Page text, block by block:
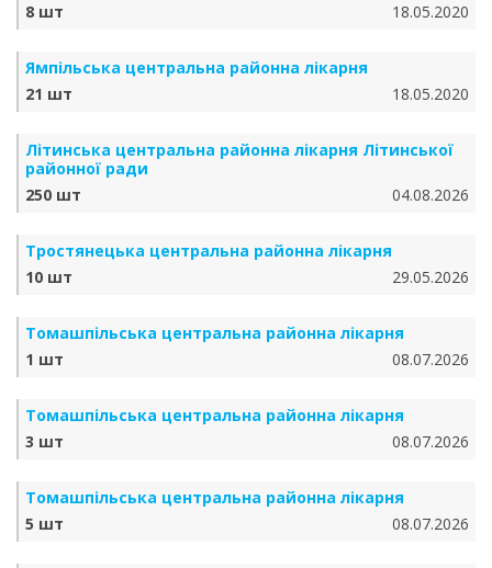
8 шт
18.05.2020
Ямпільська центральна районна лікарня
21 шт
18.05.2020
Літинська центральна районна лікарня Літинської
районної ради
250 шт
04.08.2026
Тростянецька центральна районна лікарня
10 шт
29.05.2026
Томашпільська центральна районна лікарня
1 шт
08.07.2026
Томашпільська центральна районна лікарня
3 шт
08.07.2026
Томашпільська центральна районна лікарня
5 шт
08.07.2026